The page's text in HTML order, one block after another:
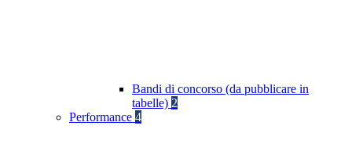
Bandi di concorso (da pubblicare in
tabelle) 2
Performance 4